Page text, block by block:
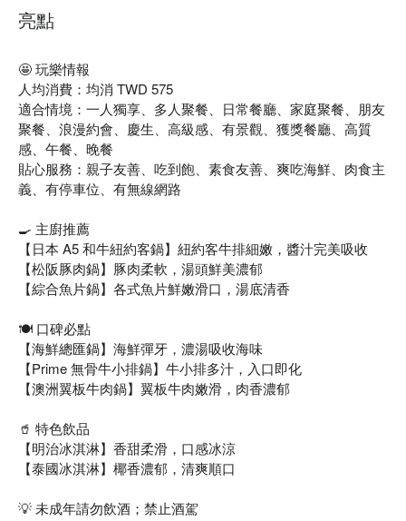
亮點
🤩 玩樂情報
人均消費：均消 TWD 575
適合情境：一人獨享、多人聚餐、日常餐廳、家庭聚餐、朋友
聚餐、浪漫約會、慶生、高級感、有景觀、獲獎餐廳、高質
感、午餐、晚餐
貼心服務：親子友善、吃到飽、素食友善、爽吃海鮮、肉食主
義、有停車位、有無線網路
🍳 主廚推薦
【日本 A5 和牛紐約客鍋】紐約客牛排細嫩，醬汁完美吸收
【松阪豚肉鍋】豚肉柔軟，湯頭鮮美濃郁
【綜合魚片鍋】各式魚片鮮嫩滑口，湯底清香
🍽️ 口碑必點
【海鮮總匯鍋】海鮮彈牙，濃湯吸收海味
【Prime 無骨牛小排鍋】牛小排多汁，入口即化
【澳洲翼板牛肉鍋】翼板牛肉嫩滑，肉香濃郁
🥤 特色飲品
【明治冰淇淋】香甜柔滑，口感冰涼
【泰國冰淇淋】椰香濃郁，清爽順口
💡 未成年請勿飲酒；禁止酒駕